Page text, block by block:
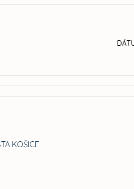
KOŠICE